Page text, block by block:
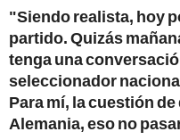
"Siendo realista, hoy
partido. Quizás
tenga una
seleccionador
Para mí, la cuestión
Alemania, eso no